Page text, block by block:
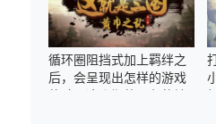
循环圈阻挡式加上羁绊之
后，会呈现出怎样的游戏
体验？这张期待已久的地